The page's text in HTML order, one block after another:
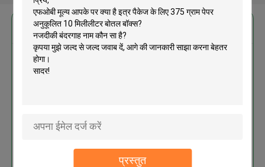
प्रस्तुत
सबसे उत्तम प्रतिदान प्राप्त करें
जारी रखें